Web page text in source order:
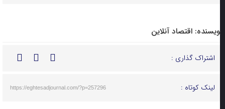
اقتصاد آنلاین
اشتراک گذاری :
لینک کوتاه : https://eghtesadjournal.com/?p=257296